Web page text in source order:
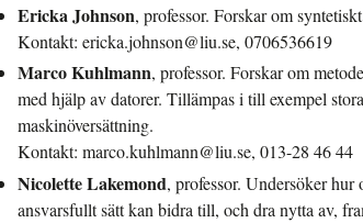
Ericka Johnson, professor. Forskar om
Kontakt: ericka.johnson@liu.se, 0706536619
Marco Kuhlmann, professor. Forskar om
med hjälp av datorer. Tillämpas i till exempel
maskinöversättning.
Kontakt: marco.kuhlmann@liu.se, 013-28 46 44
Nicolette Lakemond, professor. Undersöker hur
ansvarsfullt sätt kan bidra till, och dra nytta av,